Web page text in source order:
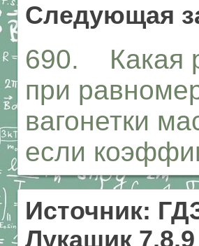
Следующая
690. Какая
при
вагонетки
если
Источник:
Лукашик 7,8,9